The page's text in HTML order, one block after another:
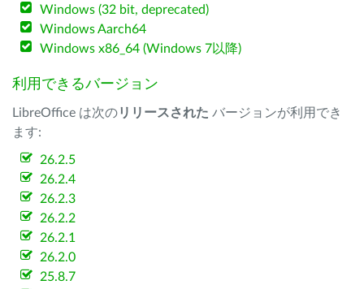
Windows (32 bit, deprecated)
Windows Aarch64
Windows x86_64 (Windows 7以降)
利用できるバージョン
LibreOffice は次のリリースされた バージョンが利用でき
ます:
26.2.5
26.2.4
26.2.3
26.2.2
26.2.1
26.2.0
25.8.7